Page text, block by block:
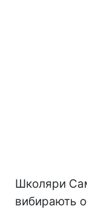
Школяри
вибирають